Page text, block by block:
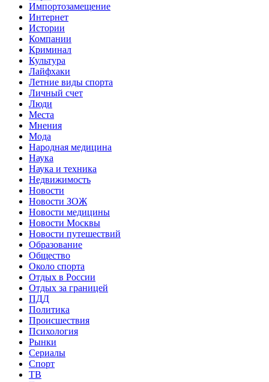
Импортозамещение
Интернет
Истории
Компании
Криминал
Культура
Лайфхаки
Летние виды спорта
Личный счет
Люди
Места
Мнения
Мода
Народная медицина
Наука
Наука и техника
Недвижимость
Новости
Новости ЗОЖ
Новости медицины
Новости Москвы
Новости путешествий
Образование
Общество
Около спорта
Отдых в России
Отдых за границей
ПДД
Политика
Происшествия
Психология
Рынки
Сериалы
Спорт
ТВ